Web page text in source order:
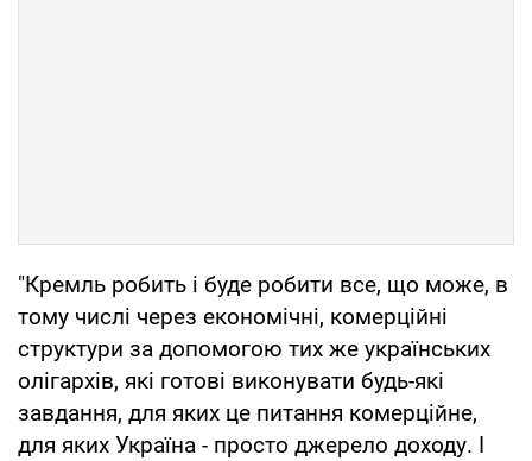
"Кремль робить і буде робити все, що може, в
тому числі через економічні, комерційні
структури за допомогою тих же українських
олігархів, які готові виконувати будь-які
завдання, для яких це питання комерційне,
для яких Україна - просто джерело доходу. І